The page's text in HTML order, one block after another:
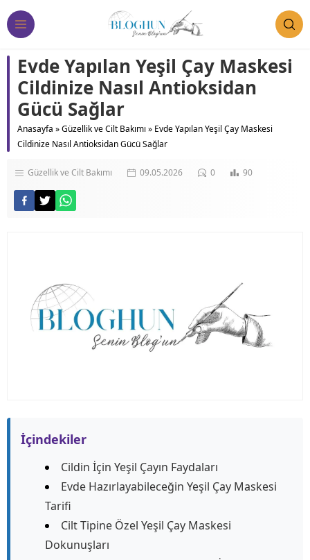
Evde Yapılan Yeşil Çay Maskesi
Cildinize Nasıl Antioksidan
Gücü Sağlar
Anasayfa »Güzellik ve Cilt Bakımı » Evde Yapılan Yeşil Çay Maskesi
Cildinize Nasıl Antioksidan Gücü Sağlar
Güzellik ve Cilt Bakımı 09.05.2026 0 90
İçindekiler
Cildin İçin Yeşil Çayın Faydaları
Evde Hazırlayabileceğin Yeşil Çay Maskesi
Tarifi
Cilt Tipine Özel Yeşil Çay Maskesi
Dokunuşları